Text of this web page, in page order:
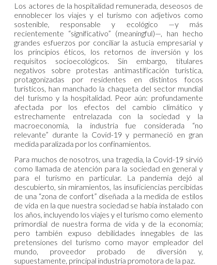
Los actores de la hospitalidad remunerada, deseosos de
ennoblecer los viajes y el turismo con adjetivos como
sostenible, responsable y ecológico —y más
recientemente “significativo” (meaningful)—, han hecho
grandes esfuerzos por conciliar la astucia empresarial y
los principios éticos, los retornos de inversión y los
requisitos socioecológicos. Sin embargo, titulares
negativos sobre protestas antimastificación turística,
protagonizadas por residentes en distintos focos
turísticos, han manchado la chaqueta del sector mundial
del turismo y la hospitalidad. Peor aún: profundamente
afectada por los efectos del cambio climático y
estrechamente entrelazada con la sociedad y la
macroeconomía, la industria fue considerada “no
relevante” durante la Covid-19 y permaneció en gran
medida paralizada por los confinamientos.
Para muchos de nosotros, una tragedia, la Covid-19 sirvió
como llamada de atención para la sociedad en general y
para el turismo en particular. La pandemia dejó al
descubierto, sin miramientos, las insuficiencias percibidas
de una “zona de confort” diseñada a la medida de estilos
de vida en la que nuestra sociedad se había instalado con
los años, incluyendo los viajes y el turismo como elemento
primordial de nuestra forma de vida y de la economía;
pero también expuso debilidades innegables de las
pretensiones del turismo como mayor empleador del
mundo, proveedor probado de diversión y,
supuestamente, principal industria promotora de la paz.